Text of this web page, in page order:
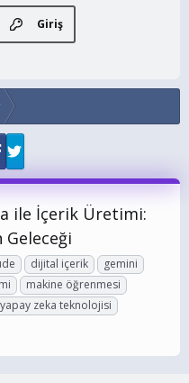
Giriş
ile İçerik Üretimi:
dijital içerik
gemini
makine öğrenmesi
yapay zeka teknolojisi